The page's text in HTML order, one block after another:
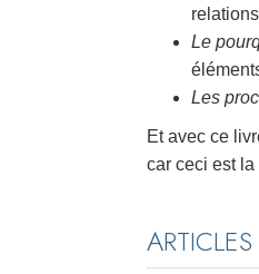
Le
Les
Et avec ce
car ceci est